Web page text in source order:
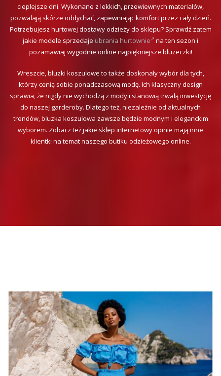
cieplejsze dni. Wykonane z lekkich, przewiewnych materiałów,
pozwalają skórze oddychać, zapewniając komfort przez cały dzień.
Potrzebujesz hurtowej dostawy odzieży do sklepu? Sprawdź zatem
jakie modele sprzedaje ubrania hurtownie
na ten sezon i
pozamawiaj wygodnie online najpiękniejsze bluzeczki!
Wreszcie, bluzki koszulowe to także doskonały wybór dla tych,
którzy cenią sobie ponadczasową modę. Ich klasyczny design
sprawia, że nigdy nie wychodzą z mody i stanowią trwałą inwestycję
do naszej garderoby. Dlatego też, niezależnie od aktualnych
trendów, bluzka koszulowa zawsze będzie modnym i eleganckim
wyborem. Zobacz też jakie sklep internetowy opinie mają inne
klientki na temat naszego butiku odzieżowego online.